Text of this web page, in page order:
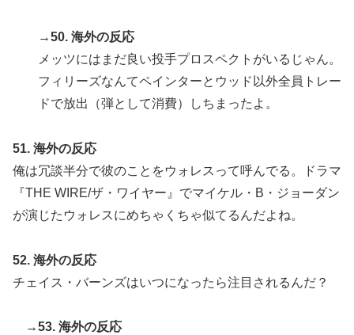
→50. 海外の反応
メッツにはまだ良い投手プロスペクトがいるじゃん。
フィリーズなんてペインターとウッド以外全員トレー
ドで放出（弾として消費）しちまったよ。
51. 海外の反応
俺は冗談半分で彼のことをウォレスって呼んでる。ドラマ
『THE WIRE/ザ・ワイヤー』でマイケル・B・ジョーダン
が演じたウォレスにめちゃくちゃ似てるんだよね。
52. 海外の反応
チェイス・バーンズはいつになったら注目されるんだ？
→53. 海外の反応